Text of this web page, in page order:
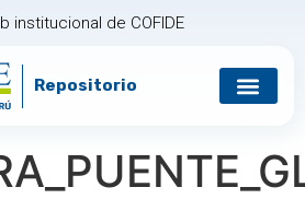
institucional de COFIDE
Repositorio